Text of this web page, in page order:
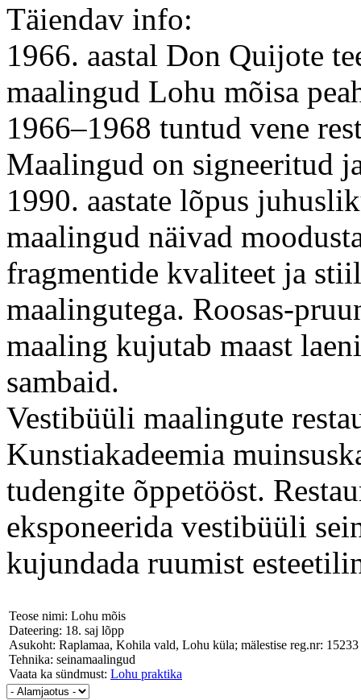
Täiendav info:
1966. aastal Don Quijote
maalingud Lohu mõisa
1966–1968 tuntud vene
Maalingud on signeeritud
1990. aastate lõpus
maalingud näivad
fragmentide kvaliteet ja
maalingutega. Roosas-
maaling kujutab maast
sambaid.
Vestibüüli maalingute
Kunstiakadeemia
tudengite õppetööst.
eksponeerida vestibüüli
kujundada ruumist
Teose nimi: Lohu mõis
Dateering: 18. saj lõpp
Asukoht: Raplamaa, Kohila vald, Lohu küla; mälestise reg.nr: 15233
Tehnika: seinamaalingud
Vaata ka sündmust: Lohu praktika